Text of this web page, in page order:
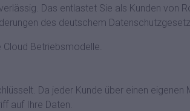
Das entlastet Sie als Kunden von
des deutschem
Betriebsmodelle.
Da jeder Kunde über einen eigenen
auf Ihre Daten.